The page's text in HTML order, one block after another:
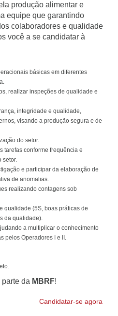
produção alimentar e
equipe que garantindo
colaboradores e qualidade
você a se candidatar à
básicas em diferentes
realizar inspeções de qualidade e
integridade e qualidade,
visando a produção segura e de
do setor.
tarefas conforme frequência e
setor.
e participar da elaboração de
de anomalias.
realizando contagens sob
qualidade (5S, boas práticas de
da qualidade).
a multiplicar o conhecimento
pelos Operadores I e II.
parte da MBRF!
Candidatar-se agora